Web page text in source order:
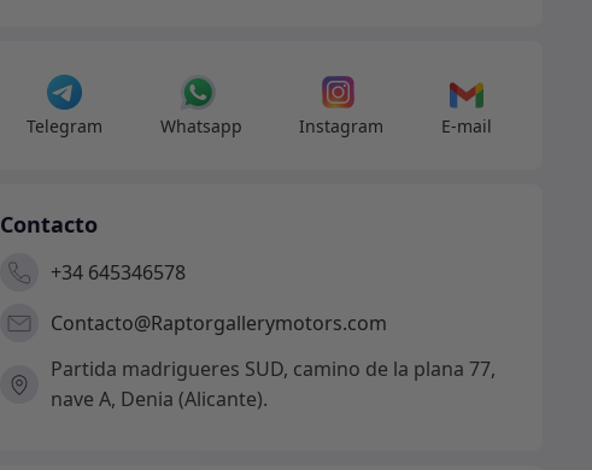
Telegram Whatsapp Instagram E-mail
Contacto
+34 645346578
Contacto@Raptorgallerymotors.com
Partida madrigueres SUD, camino de la plana 77,
nave A, Denia (Alicante).